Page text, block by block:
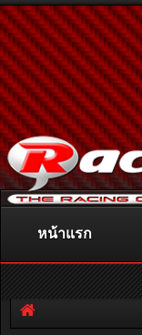
ติดต่อลงโฆษณา
หรืออ่า
หน้าแรก